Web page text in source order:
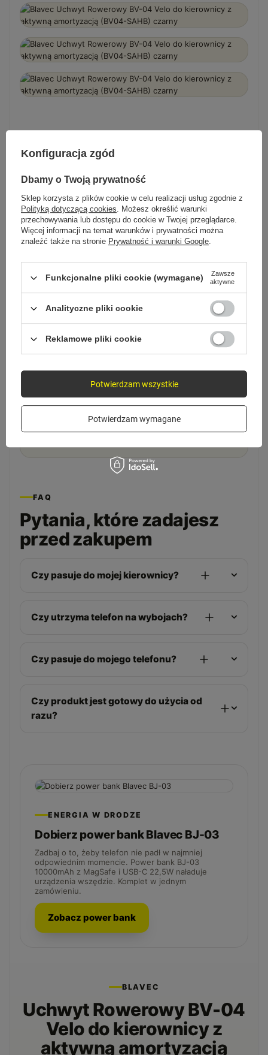
Gotowe w kilka chwil
Zamocuj na kierownicy
Zaciśnij uchwyt na kierownicy lub mostku.
Ustaw kąt
Wyreguluj pozycję telefonu pod swój wzrok.
3
Włóż telefon
FAQ
Pytania, które zadajesz
przed zakupem
Czy pasuje do mojej kierownicy?
Czy utrzyma telefon na wybojach?
Czy pasuje do mojego telefonu?
Czy produkt jest gotowy do użycia od
razu?
ENERGIA W DRODZE
Dobierz power bank Blavec BJ-03
Zadbaj o to, żeby telefon nie padł w najmniej
odpowiednim momencie. Power bank BJ-03
10000mAh z MagSafe i USB-C 22,5W naładuje
urządzenia wszędzie. Komplet w jednym
zamówieniu.
Zobacz power bank
BLAVEC
Uchwyt Rowerowy BV-04
Velo do kierownicy z
aktywną amortyzacją
Konfiguracja zgód
Dbamy o Twoją prywatność
Sklep korzysta z plików cookie w celu realizacji usług zgodnie z
Polityką dotyczącą cookies. Możesz określić warunki
przechowywania lub dostępu do cookie w Twojej przeglądarce.
Więcej informacji na temat warunków i prywatności można
znaleźć także na stronie Prywatność i warunki Google.
Funkcjonalne pliki cookie (wymagane)
Zawsze
aktywne
Analityczne pliki cookie
Reklamowe pliki cookie
Potwierdzam wymagane
Potwierdzam wszystkie